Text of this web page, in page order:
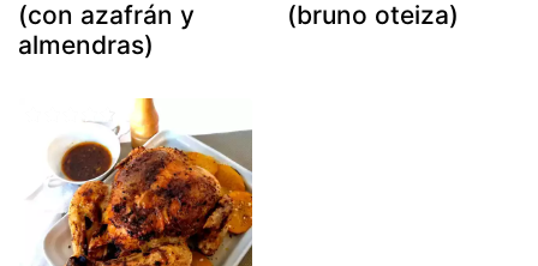
(con azafrán y
almendras)
(bruno oteiza)